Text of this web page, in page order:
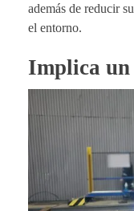
además de reducir
el entorno.
Implica un